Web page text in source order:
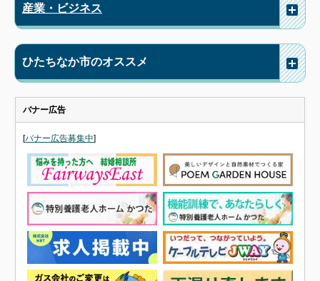
産業・ビジネス
ひたちなか市のオススメ
バナー広告
[バナー広告募集中]